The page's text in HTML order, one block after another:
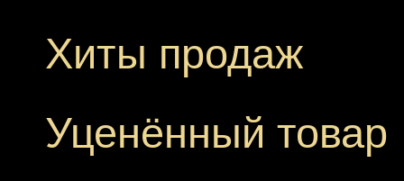
Хиты продаж
Уценённый товар